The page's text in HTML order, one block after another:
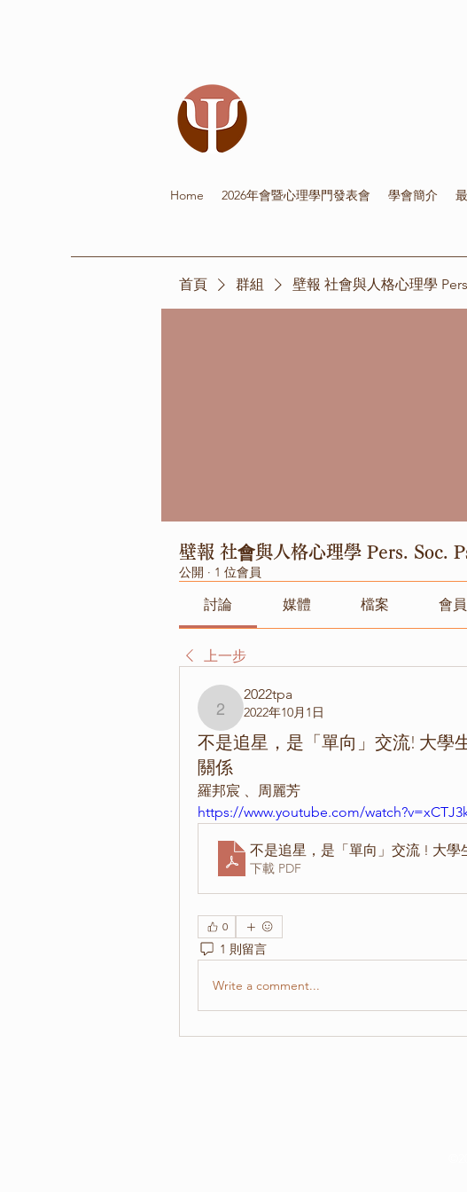
Home 2026年會暨心理學門發表會 學會簡介
首頁 群組 壁報 社會與人格心理學
壁報 社會與人格心理學 Pers. Soc.
公開 · 1 位會員
討論 媒體 檔案 會員
上一步
2022tpa
2022tpa
2022年10月1日
不是追星，是「單向」交流! 大學
關係
羅邦宸 、周麗芳
https://www.youtube.com/
不是追星，是「單向」交流 ! 大學
下載 PDF
0
1 則留言
Write a comment...